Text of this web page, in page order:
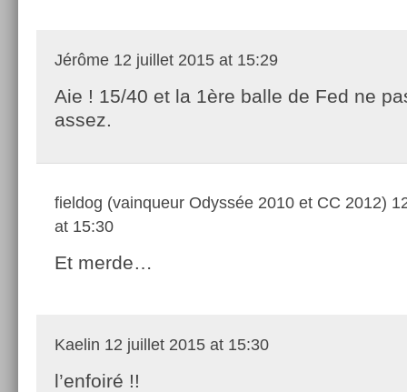
Jérôme 12 juillet 2015 at 15:29
Aie ! 15/40 et la 1ère balle de Fed ne
assez.
fieldog (vainqueur Odyssée 2010 et CC 2012)
at 15:30
Et merde…
Kaelin 12 juillet 2015 at 15:30
l’enfoiré !!